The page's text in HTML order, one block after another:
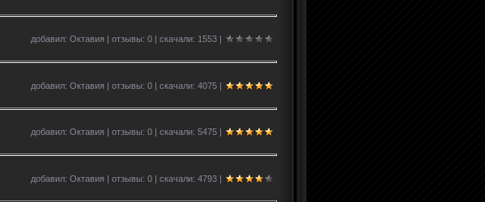
добавил: Октавия | отзывы: 0 | скачали: 1553 |
добавил: Октавия | отзывы: 0 | скачали: 4075 |
добавил: Октавия | отзывы: 0 | скачали: 5475 |
добавил: Октавия | отзывы: 0 | скачали: 4793 |